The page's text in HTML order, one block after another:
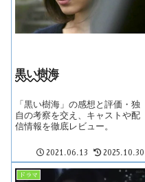
黒い樹海
「黒い樹海」の感想と評価・独
自の考察を交え、キャストや配
信情報を徹底レビュー。
2021.06.13 2025.10.30
ドラマ